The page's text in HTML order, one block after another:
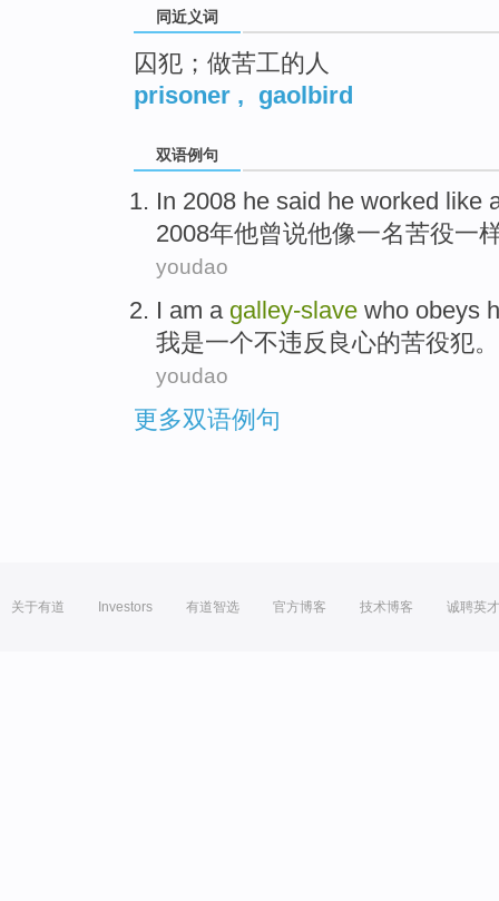
同近义词
囚犯；做苦工的人
prisoner , gaolbird
双语例句
In 2008 he said he worked like
2008年他曾说他像一名苦役一
youdao
I am a galley-slave who obeys
我是一个不违反良心的苦役犯。
youdao
更多双语例句
关于有道 Investors 有道智选 官方博客 技术博客 诚聘英才